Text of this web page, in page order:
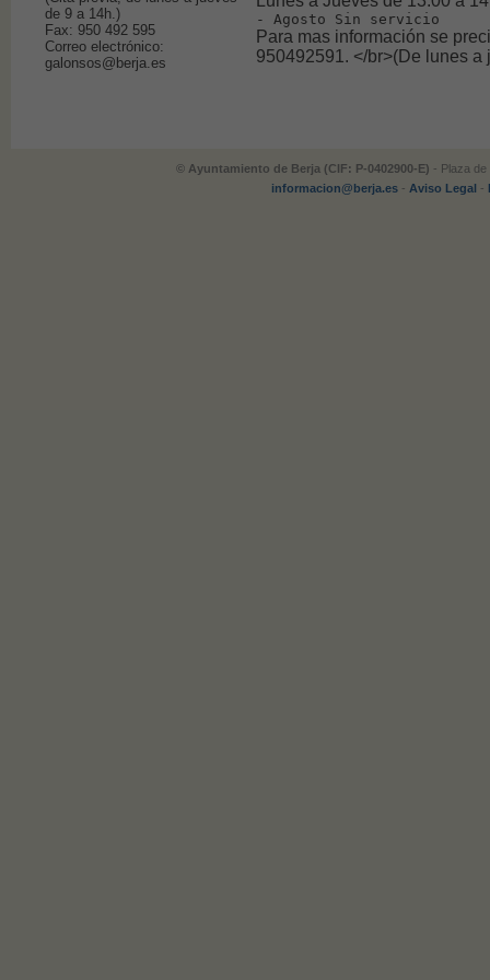
de 9 a 14h.)
Fax: 950 492 595
Correo electrónico:
galonsos@berja.es
- Agosto Sin servicio
Para mas información se
950492591. </br>(De lunes a
© Ayuntamiento de Berja (CIF: P-0402900-E) - Plaza
informacion@berja.es - Aviso Legal -